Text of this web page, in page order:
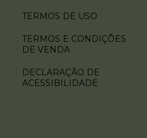
TERMOS DE USO
TERMOS E CONDIÇÕES
DE VENDA
DECLARAÇÃO DE
ACESSIBILIDADE